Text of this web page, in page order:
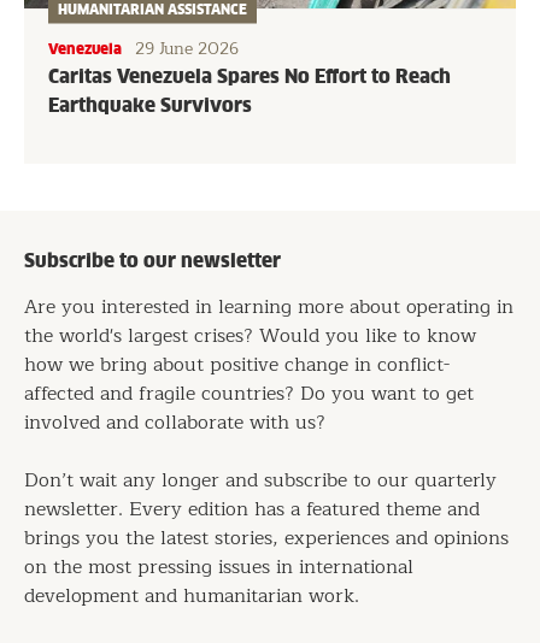
Caritas Venezuela Spares No Effort to Reach
Earthquake Survivors
HUMANITARIAN ASSISTANCE
Venezuela 29 June 2026
Subscribe to our newsletter
Are you interested in learning more about operating in
the world's largest crises? Would you like to know
how we bring about positive change in conflict-
affected and fragile countries? Do you want to get
involved and collaborate with us?
Don’t wait any longer and subscribe to our quarterly
newsletter. Every edition has a featured theme and
brings you the latest stories, experiences and opinions
on the most pressing issues in international
development and humanitarian work.